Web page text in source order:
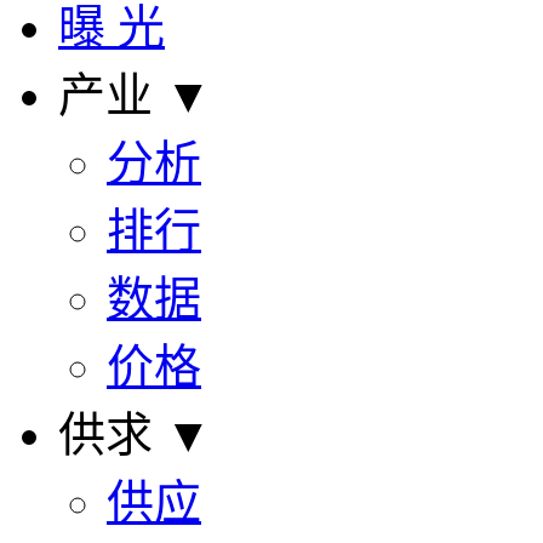
曝 光
产业 ▼
分析
排行
数据
价格
供求 ▼
供应